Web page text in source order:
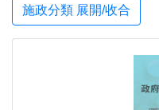
施政分類 展開/收合